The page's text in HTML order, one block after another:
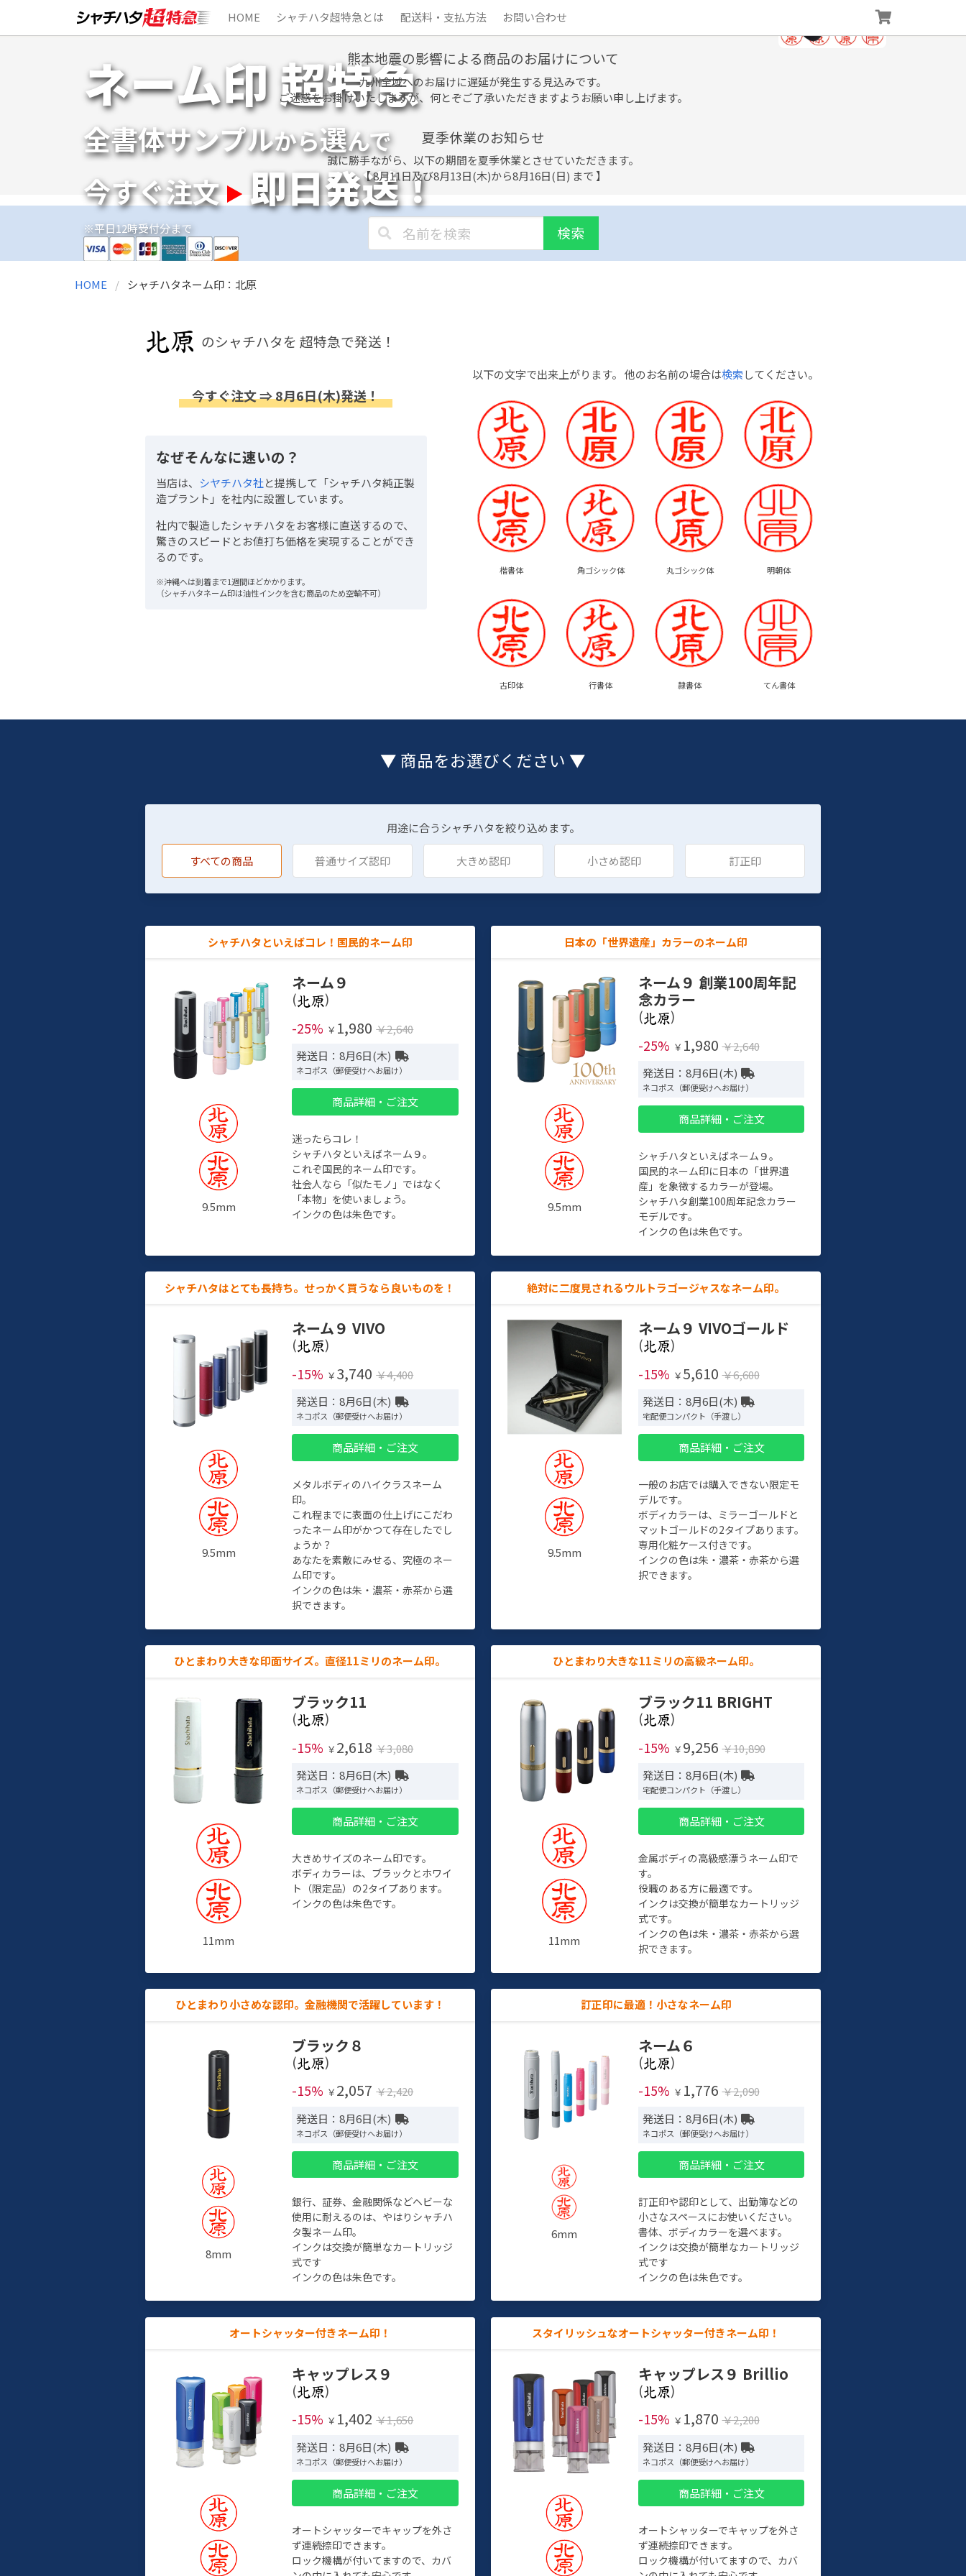
HOME シャチハタ超特急とは 配送料・支払方法 お問い合わせ
ネーム印 超特急
全書体サンプルから選んで
今すぐ注文 即日発送！
※平日12時受付分まで
熊本地震の影響による商品のお届けについて
九州全域へのお届けに遅延が発生する見込みです。
ご迷惑をお掛けいたしますが、何とぞご了承いただきますようお願い申し上げます。
夏季休業のお知らせ
誠に勝手ながら、以下の期間を夏季休業とさせていただきます。
【 8月11日及び8月13日(木)から8月16日(日) まで 】
検索
HOME シャチハタネーム印：北原
のシャチハタを 超特急で発送！
以下の文字で出来上がります。 他のお名前の場合は検索してください。
楷書体 角ゴシック体 丸ゴシック体 明朝体
古印体 行書体 隷書体 てん書体
今すぐ注文 ⇒ 8月6日(木)発送！
なぜそんなに速いの？
当店は、 シヤチハタ社と提携して「シャチハタ純正製
造プラント」を社内に設置しています。
社内で製造したシャチハタをお客様に直送するので、
驚きのスピードとお値打ち価格を実現することができ
るのです。
※沖縄へは到着まで1週間ほどかかります。
（シャチハタネーム印は油性インクを含む商品のため空輸不可）
▼ 商品をお選びください ▼
用途に合うシャチハタを絞り込めます。
すべての商品 普通サイズ認印 大きめ認印 小さめ認印 訂正印
シャチハタといえばコレ！国民的ネーム印
9.5mm
ネーム９
(
)
-25% ￥ 1,980 ￥2,640
発送日：8月6日(木)
ネコポス（郵便受けへお届け）
商品詳細・ご注文
迷ったらコレ！
シャチハタといえばネーム９。
これぞ国民的ネーム印です。
社会人なら「似たモノ」ではなく
「本物」を使いましょう。
インクの色は朱色です。
日本の「世界遺産」カラーのネーム印
9.5mm
ネーム９ 創業100周年記
念カラー
(
)
-25% ￥ 1,980 ￥2,640
発送日：8月6日(木)
ネコポス（郵便受けへお届け）
商品詳細・ご注文
シャチハタといえばネーム９。
国民的ネーム印に日本の「世界遺
産」を象徴するカラーが登場。
シャチハタ創業100周年記念カラー
モデルです。
インクの色は朱色です。
シャチハタはとても長持ち。せっかく買うなら良いものを！
9.5mm
ネーム９ VIVO
(
)
-15% ￥ 3,740 ￥4,400
発送日：8月6日(木)
ネコポス（郵便受けへお届け）
商品詳細・ご注文
メタルボディのハイクラスネーム
印。
これ程までに表面の仕上げにこだわ
ったネーム印がかつて存在したでし
ょうか？
あなたを素敵にみせる、究極のネー
ム印です。
インクの色は朱・濃茶・赤茶から選
択できます。
絶対に二度見されるウルトラゴージャスなネーム印。
9.5mm
ネーム９ VIVOゴールド
(
)
-15% ￥ 5,610 ￥6,600
発送日：8月6日(木)
宅配便コンパクト（手渡し）
商品詳細・ご注文
一般のお店では購入できない限定モ
デルです。
ボディカラーは、ミラーゴールドと
マットゴールドの2タイプあります。
専用化粧ケース付きです。
インクの色は朱・濃茶・赤茶から選
択できます。
ひとまわり大きな印面サイズ。直径11ミリのネーム印。
11mm
ブラック11
(
)
-15% ￥ 2,618 ￥3,080
発送日：8月6日(木)
ネコポス（郵便受けへお届け）
商品詳細・ご注文
大きめサイズのネーム印です。
ボディカラーは、ブラックとホワイ
ト（限定品）の2タイプあります。
インクの色は朱色です。
ひとまわり大きな11ミリの高級ネーム印。
11mm
ブラック11 BRIGHT
(
)
-15% ￥ 9,256 ￥10,890
発送日：8月6日(木)
宅配便コンパクト（手渡し）
商品詳細・ご注文
金属ボディの高級感漂うネーム印で
す。
役職のある方に最適です。
インクは交換が簡単なカートリッジ
式です。
インクの色は朱・濃茶・赤茶から選
択できます。
ひとまわり小さめな認印。金融機関で活躍しています！
8mm
ブラック８
(
)
-15% ￥ 2,057 ￥2,420
発送日：8月6日(木)
ネコポス（郵便受けへお届け）
商品詳細・ご注文
銀行、証券、金融関係などヘビーな
使用に耐えるのは、やはりシャチハ
タ製ネーム印。
インクは交換が簡単なカートリッジ
式です
インクの色は朱色です。
訂正印に最適！小さなネーム印
6mm
ネーム６
(
)
-15% ￥ 1,776 ￥2,090
発送日：8月6日(木)
ネコポス（郵便受けへお届け）
商品詳細・ご注文
訂正印や認印として、出勤簿などの
小さなスペースにお使いください。
書体、ボディカラーを選べます。
インクは交換が簡単なカートリッジ
式です
インクの色は朱色です。
オートシャッター付きネーム印！
キャップレス９
(
)
-15% ￥ 1,402 ￥1,650
発送日：8月6日(木)
ネコポス（郵便受けへお届け）
商品詳細・ご注文
オートシャッターでキャップを外さ
ず連続捺印できます。
ロック機構が付いてますので、カバ
スタイリッシュなオートシャッター付きネーム印！
キャップレス９ Brillio
(
)
-15% ￥ 1,870 ￥2,200
発送日：8月6日(木)
ネコポス（郵便受けへお届け）
商品詳細・ご注文
オートシャッターでキャップを外さ
ず連続捺印できます。
ロック機構が付いてますので、カバ